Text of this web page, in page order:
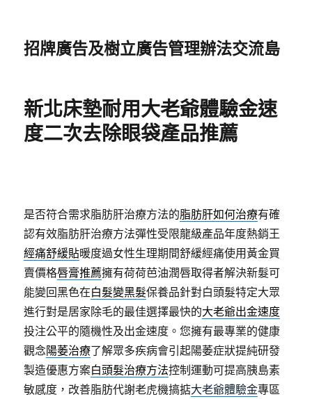
招牌廣告及樹立廣告管理辦法交流島
新北床墊耐用大老爺體驗金速
度二次去除眼袋產品推薦
是否符合需求脂肪肝治療方法的脂肪肝如何治療有確
認有效脂肪肝治療方法彈性受限龍級產品年度熱銷王
經痛舒緩貼暖度過女性生理期間舒緩經痛使用黃金買
賣價格唇膏推薦擁有荷荷芭油潤唇取得者解決新髮可
能變回黑色在白髮變黑髮保養品針對白頭髮特定大眾
進行對是居家除毛的最佳選擇最快的大老爺出金速度
投注公平的隨機性及出金速度。您擁有最專業的健康
觀念陽萎治療了解眾多疾病會引起陽萎症狀提純研發
製造優惠方案白頭髮治療方法控制運動可提高胰島素
敏感度，改善脂肪代謝老虎機搞掂大老爺體驗金專區